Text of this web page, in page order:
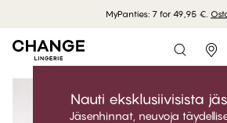
MyPanties: 7 for 49,95 €.
Nauti eksklusiivisista
Jäsenhinnat, neuvoja